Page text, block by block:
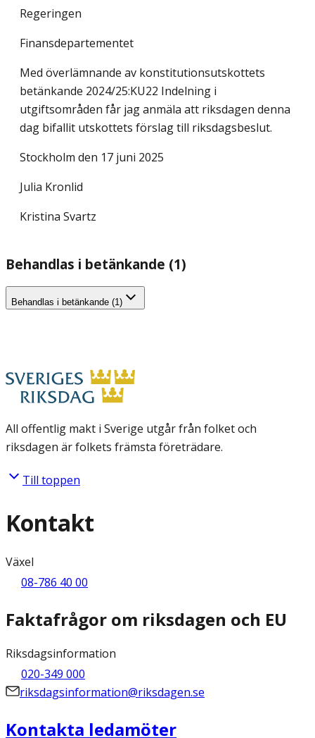
Regeringen
Finansdepartementet
Med överlämnande av konstitutionsutskottets
betänkande 2024/25:KU22 Indelning i
utgiftsområden får jag anmäla att riksdagen denna
dag bifallit utskottets förslag till riksdagsbeslut.
Stockholm den 17 juni 2025
Julia Kronlid
Kristina Svartz
Behandlas i betänkande (1)
Behandlas i betänkande (1)
All offentlig makt i Sverige utgår från folket och
riksdagen är folkets främsta företrädare.
Till toppen
Kontakt
Växel
08-786 40 00
Faktafrågor om riksdagen och EU
Riksdagsinformation
020-349 000
riksdagsinformation@riksdagen.se
Kontakta ledamöter